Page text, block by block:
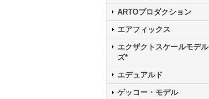
ARTOプロダクション
エアフィックス
エクザクトスケールモデル
ズ*
エデュアルド
ゲッコー・モデル